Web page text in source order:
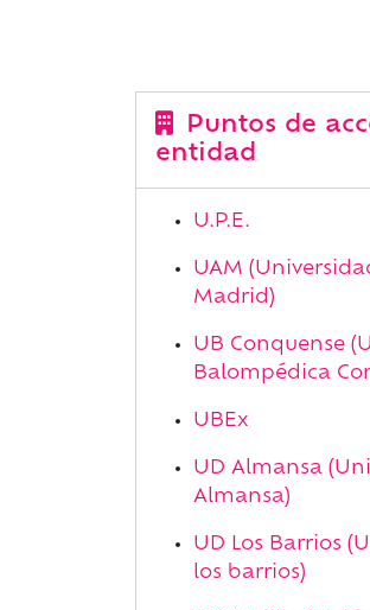
Puntos de
entidad
U.P.E.
UAM
Madrid)
UB Conquense
Balompédica
UBEx
UD Almansa
Almansa)
UD Los Barrios
los barrios)